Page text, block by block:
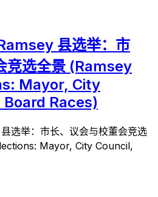
县选举：市
竞选全景 (Ramsey
Mayor, City
Races)
选举：市长、议会与校董会竞选
Mayor, City Council,